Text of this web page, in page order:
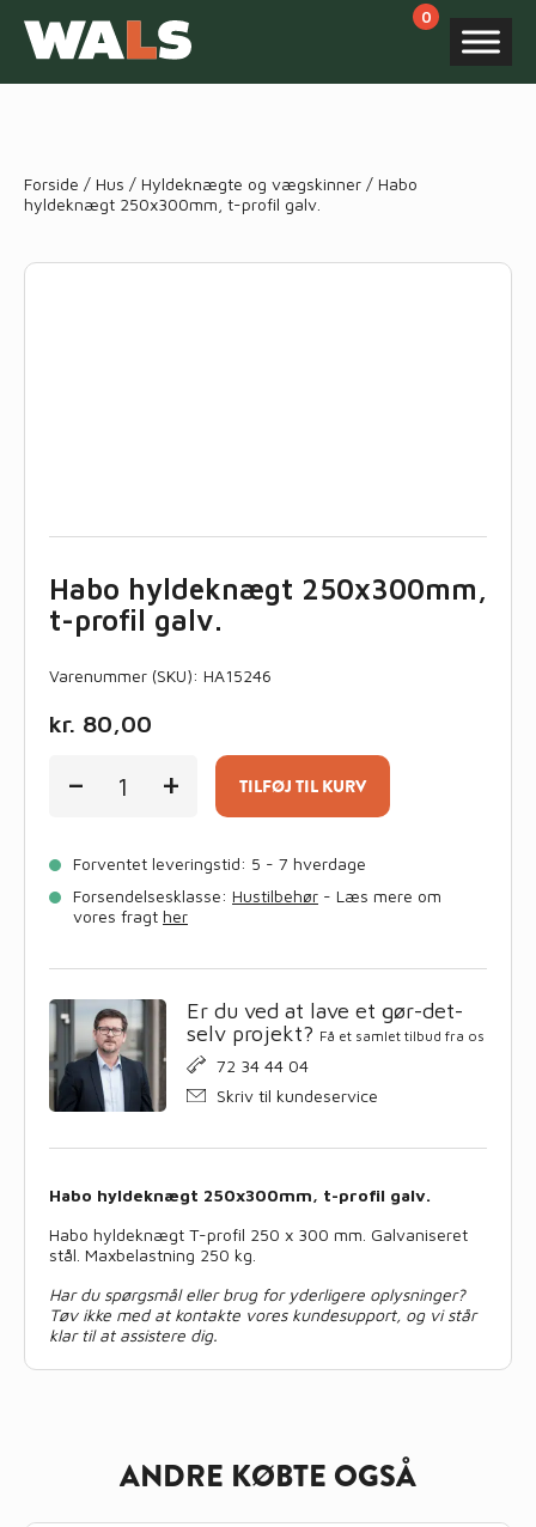
Forside / Hus / Hyldeknægte og vægskinner / Habo
hyldeknægt 250x300mm, t-profil galv.
Habo hyldeknægt 250x300mm,
t-profil galv.
Varenummer (SKU): HA15246
kr. 80,00
-
hyldeknægt
galv.
+ TILFØJ TIL KURV
Forventet leveringstid: 5 - 7 hverdage
Forsendelsesklasse: Hustilbehør - Læs mere om
vores fragt her
Er du ved at lave et gør-det-
selv projekt? Få et samlet tilbud fra os
72 34 44 04
Skriv til kundeservice
Habo hyldeknægt 250x300mm, t-profil galv.
Habo hyldeknægt T-profil 250 x 300 mm. Galvaniseret
stål. Maxbelastning 250 kg.
Har du spørgsmål eller brug for yderligere oplysninger?
Tøv ikke med at kontakte vores kundesupport, og vi står
klar til at assistere dig.
ANDRE KØBTE OGSÅ